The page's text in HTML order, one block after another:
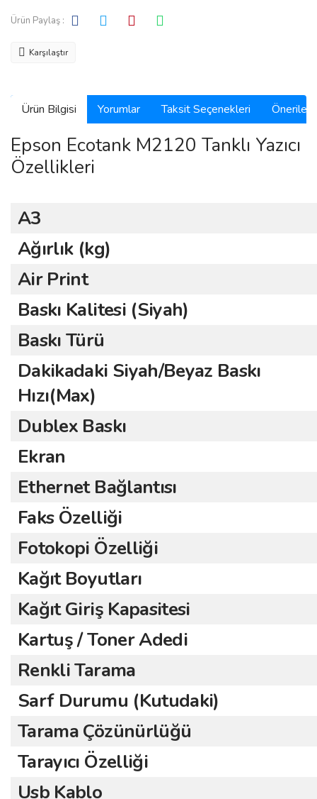
Ürün Paylaş :
Karşılaştır
Ürün Bilgisi Yorumlar Taksit Seçenekleri
Epson Ecotank M2120 Tanklı Yazıcı
Özellikleri
A3
Ağırlık (kg)
Air Print
Baskı Kalitesi (Siyah)
Baskı Türü
Dakikadaki Siyah/Beyaz Baskı
Hızı(Max)
Dublex Baskı
Ekran
Ethernet Bağlantısı
Faks Özelliği
Fotokopi Özelliği
Kağıt Boyutları
Kağıt Giriş Kapasitesi
Kartuş / Toner Adedi
Renkli Tarama
Sarf Durumu (Kutudaki)
Tarama Çözünürlüğü
Tarayıcı Özelliği
Usb Kablo